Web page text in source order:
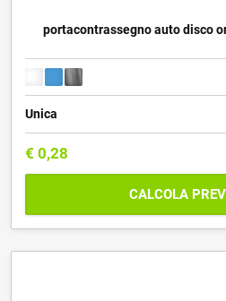
portacontrassegno auto disco
Unica
€ 0,28
CALCOLA